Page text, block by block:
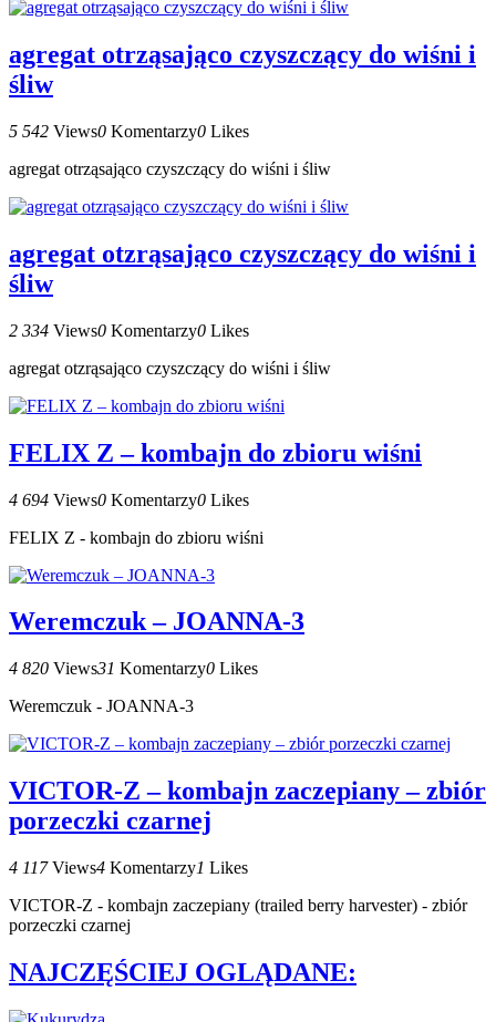
agregat otrząsająco czyszczący do wiśni i
śliw
5 542 Views0 Komentarzy0 Likes
agregat otrząsająco czyszczący do wiśni i śliw
agregat otzrąsająco czyszczący do wiśni i
śliw
2 334 Views0 Komentarzy0 Likes
agregat otzrąsająco czyszczący do wiśni i śliw
FELIX Z – kombajn do zbioru wiśni
4 694 Views0 Komentarzy0 Likes
FELIX Z - kombajn do zbioru wiśni
Weremczuk – JOANNA-3
4 820 Views31 Komentarzy0 Likes
Weremczuk - JOANNA-3
VICTOR-Z – kombajn zaczepiany – zbiór
porzeczki czarnej
4 117 Views4 Komentarzy1 Likes
VICTOR-Z - kombajn zaczepiany (trailed berry harvester) - zbiór
porzeczki czarnej
NAJCZĘŚCIEJ OGLĄDANE: